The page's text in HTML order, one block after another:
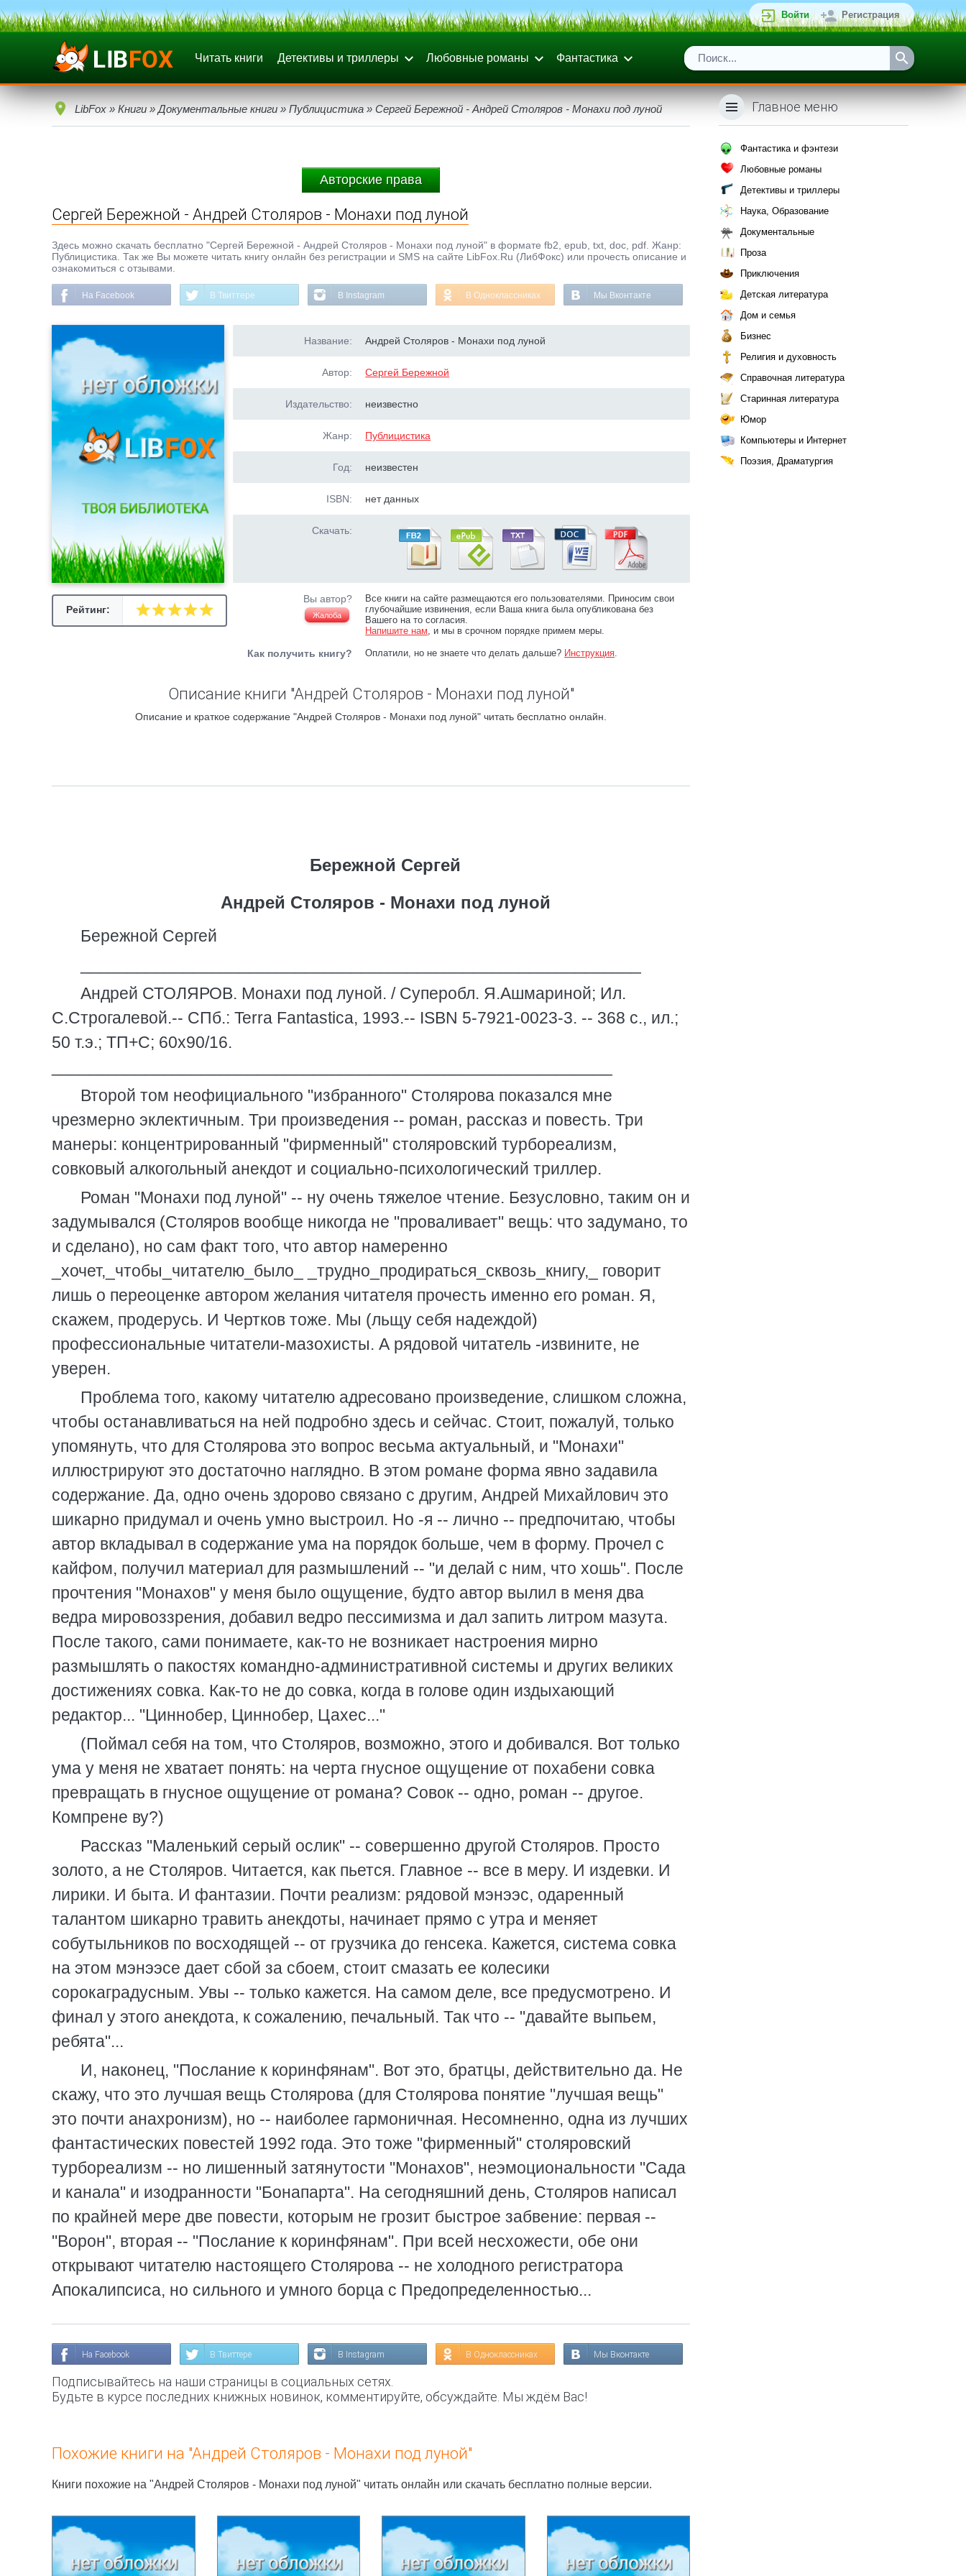
Войти Регистрация
Читать книги Детективы и триллеры Любовные романы Фантастика
LibFox » Книги » Документальные книги » Публицистика » Сергей Бережной - Андрей Столяров - Монахи под луной
Авторские права
Сергей Бережной - Андрей Столяров - Монахи под луной
Здесь можно скачать бесплатно "Сергей Бережной - Андрей Столяров - Монахи под луной" в формате fb2, epub, txt, doc, pdf. Жанр:
Публицистика. Так же Вы можете читать книгу онлайн без регистрации и SMS на сайте LibFox.Ru (ЛибФокс) или прочесть описание и
ознакомиться с отзывами.
На Facebook В Твиттере В Instagram В Одноклассниках Мы Вконтакте
Рейтинг:
Название: Андрей Столяров - Монахи под луной
Автор: Сергей Бережной
Издательство: неизвестно
Жанр: Публицистика
Год: неизвестен
ISBN: нет данных
Скачать:
Вы автор?
Жалоба
Все книги на сайте размещаются его пользователями. Приносим свои
глубочайшие извинения, если Ваша книга была опубликована без
Вашего на то согласия.
Напишите нам, и мы в срочном порядке примем меры.
Как получить книгу? Оплатили, но не знаете что делать дальше? Инструкция.
Описание книги "Андрей Столяров - Монахи под луной"
Описание и краткое содержание "Андрей Столяров - Монахи под луной" читать бесплатно онлайн.
Бережной Сергей
Андрей Столяров - Монахи под луной
Бережной Сергей
Андрей СТОЛЯРОВ. Монахи под луной. / Суперобл. Я.Ашмариной; Ил.
С.Строгалевой.-- СПб.: Terra Fantastica, 1993.-- ISBN 5-7921-0023-3. -- 368 с., ил.;
50 т.э.; ТП+С; 60х90/16.
Второй том неофициального "избранного" Столярова показался мне
чрезмерно эклектичным. Три произведения -- роман, рассказ и повесть. Три
манеры: концентрированный "фирменный" столяровский турбореализм,
совковый алкогольный анекдот и социально-психологический триллер.
Роман "Монахи под луной" -- ну очень тяжелое чтение. Безусловно, таким он и
задумывался (Столяров вообще никогда не "проваливает" вещь: что задумано, то
и сделано), но сам факт того, что автор намеренно
_хочет,_чтобы_читателю_было_ _трудно_продираться_сквозь_книгу,_ говорит
лишь о переоценке автором желания читателя прочесть именно его роман. Я,
скажем, продерусь. И Чертков тоже. Мы (льщу себя надеждой)
профессиональные читатели-мазохисты. А рядовой читатель -извините, не
уверен.
Проблема того, какому читателю адресовано произведение, слишком сложна,
чтобы останавливаться на ней подробно здесь и сейчас. Стоит, пожалуй, только
упомянуть, что для Столярова это вопрос весьма актуальный, и "Монахи"
иллюстрируют это достаточно наглядно. В этом романе форма явно задавила
содержание. Да, одно очень здорово связано с другим, Андрей Михайлович это
шикарно придумал и очень умно выстроил. Но -я -- лично -- предпочитаю, чтобы
автор вкладывал в содержание ума на порядок больше, чем в форму. Прочел с
кайфом, получил материал для размышлений -- "и делай с ним, что хошь". После
прочтения "Монахов" у меня было ощущение, будто автор вылил в меня два
ведра мировоззрения, добавил ведро пессимизма и дал запить литром мазута.
После такого, сами понимаете, как-то не возникает настроения мирно
размышлять о пакостях командно-административной системы и других великих
достижениях совка. Как-то не до совка, когда в голове один издыхающий
редактор... "Циннобер, Циннобер, Цахес..."
(Поймал себя на том, что Столяров, возможно, этого и добивался. Вот только
ума у меня не хватает понять: на черта гнусное ощущение от похабени совка
превращать в гнусное ощущение от романа? Совок -- одно, роман -- другое.
Компрене ву?)
Рассказ "Маленький серый ослик" -- совершенно другой Столяров. Просто
золото, а не Столяров. Читается, как пьется. Главное -- все в меру. И издевки. И
лирики. И быта. И фантазии. Почти реализм: рядовой мэнээс, одаренный
талантом шикарно травить анекдоты, начинает прямо с утра и меняет
собутыльников по восходящей -- от грузчика до генсека. Кажется, система совка
на этом мэнээсе дает сбой за сбоем, стоит смазать ее колесики
сорокаградусным. Увы -- только кажется. На самом деле, все предусмотрено. И
финал у этого анекдота, к сожалению, печальный. Так что -- "давайте выпьем,
ребята"...
И, наконец, "Послание к коринфянам". Вот это, братцы, действительно да. Не
скажу, что это лучшая вещь Столярова (для Столярова понятие "лучшая вещь"
это почти анахронизм), но -- наиболее гармоничная. Несомненно, одна из лучших
фантастических повестей 1992 года. Это тоже "фирменный" столяровский
турбореализм -- но лишенный затянутости "Монахов", неэмоциональности "Сада
и канала" и изодранности "Бонапарта". На сегодняшний день, Столяров написал
по крайней мере две повести, которым не грозит быстрое забвение: первая --
"Ворон", вторая -- "Послание к коринфянам". При всей несхожести, обе они
открывают читателю настоящего Столярова -- не холодного регистратора
Апокалипсиса, но сильного и умного борца с Предопределенностью...
На Facebook В Твиттере В Instagram В Одноклассниках Мы Вконтакте
Подписывайтесь на наши страницы в социальных сетях.
Будьте в курсе последних книжных новинок, комментируйте, обсуждайте. Мы ждём Вас!
Похожие книги на "Андрей Столяров - Монахи под луной"
Книги похожие на "Андрей Столяров - Монахи под луной" читать онлайн или скачать бесплатно полные версии.
Главное меню
Фантастика и фэнтези
Любовные романы
Детективы и триллеры
Наука, Образование
Документальные
Проза
Приключения
Детская литература
Дом и семья
Бизнес
Религия и духовность
Справочная литература
Старинная литература
Юмор
Компьютеры и Интернет
Поэзия, Драматургия